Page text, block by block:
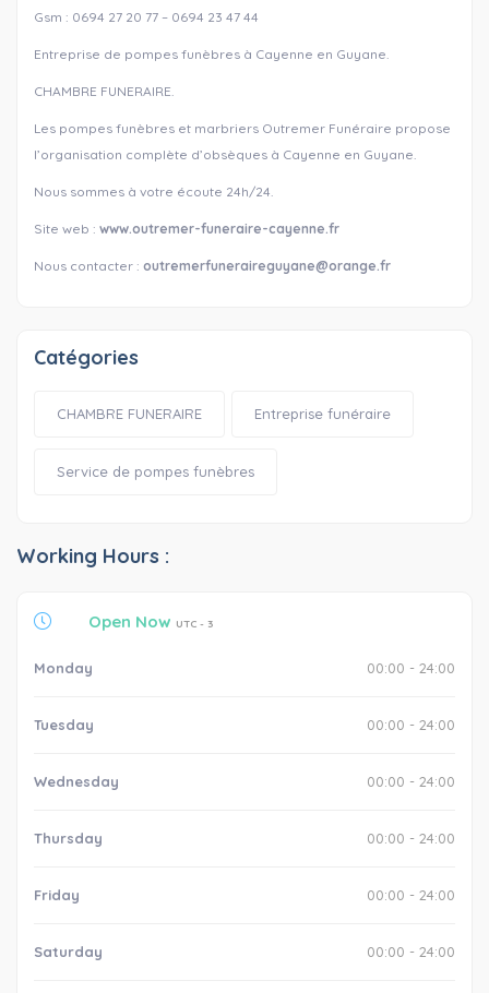
Gsm : 0694 27 20 77 – 0694 23 47 44
Entreprise de pompes funèbres à Cayenne en Guyane.
CHAMBRE FUNERAIRE.
Les pompes funèbres et marbriers Outremer Funéraire propose
l’organisation complète d’obsèques à Cayenne en Guyane.
Nous sommes à votre écoute 24h/24.
Site web : www.outremer-funeraire-cayenne.fr
Nous contacter : outremerfuneraireguyane@orange.fr
Catégories
CHAMBRE FUNERAIRE Entreprise funéraire
Service de pompes funèbres
Working Hours :
Open Now UTC - 3
Monday 00:00 - 24:00
Tuesday 00:00 - 24:00
Wednesday 00:00 - 24:00
Thursday 00:00 - 24:00
Friday 00:00 - 24:00
Saturday 00:00 - 24:00